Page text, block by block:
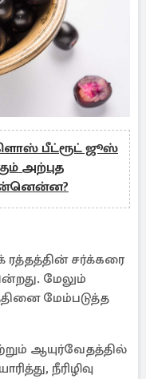
பீட்ரூட் ஜூஸ்
அற்புத
ரத்தத்தின் சர்க்கரை
மேலும்
மேம்படுத்த
ஆயுர்வேதத்தில்
நீரிழிவு